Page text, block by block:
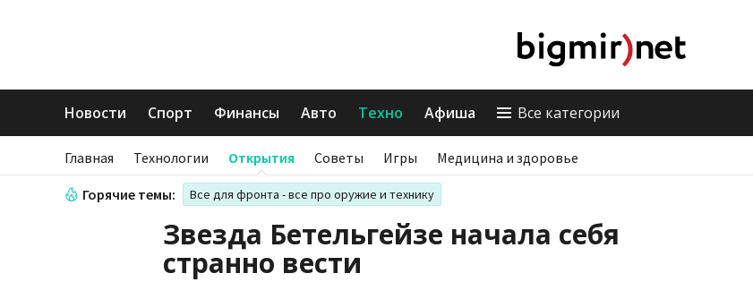
Новости Спорт Финансы Авто Техно Афиша Все категории
Главная Технологии Открытия Советы Игры Медицина и здоровье
Горячие темы: Все для фронта - все про оружие и технику
Звезда Бетельгейзе начала себя
странно вести